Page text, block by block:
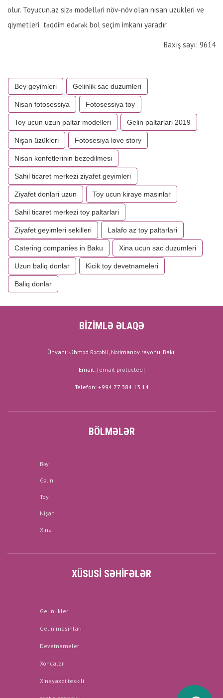
olur. Toyucun.az sizə modelləri növ-növ olan nisan uzukleri ve
qiymetleri təqdim edərək bol seçim imkanı yaradır.
Baxış sayı: 9614
Bey geyimleri Gelinlik sac duzumleri
Nisan fotosessiya Fotosessiya toy
Toy ucun uzun paltar modelleri Gelin paltarlari 2019
Nişan üzükleri Fotosesiya love story
Nisan konfetlerinin bezedilmesi
Sahil ticaret merkezi ziyafet geyimleri
Ziyafet donlari uzun Toy ucun kiraye masinlar
Sahil ticaret merkezi toy paltarlari
Ziyafet geyimleri sekilleri Lalafo az toy paltarlari
Catering companies in Baku Xina ucun sac duzumleri
Uzun baliq donlar Kicik toy devetnameleri
Baliq donlar
BİZİMLƏ ƏLAQƏ
Ünvanı: Əhməd Rəcəbli, Nərimanov rayonu, Bakı.
Email: [email protected]
Telefon: +994 77 384 13 14
BÖLMƏLƏR
Bəy
Gəlin
Toy
Nişan
Xına
XÜSUSI SƏHIFƏLƏR
Gelinlikler
Gelin masinlari
Devetnameler
Xoncalar
Xinayaxdi teskili